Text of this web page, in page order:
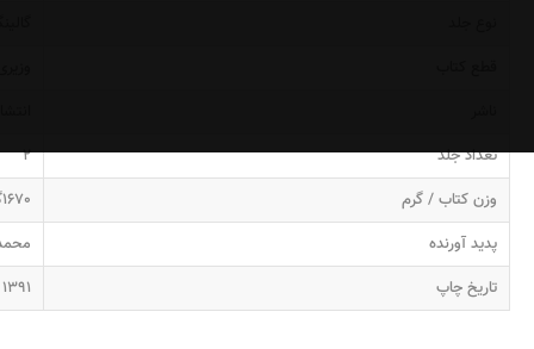
تعداد جلد
2
وزن کتاب / گرم
1670گرم
پدید آورنده
تاریخ چاپ
1391